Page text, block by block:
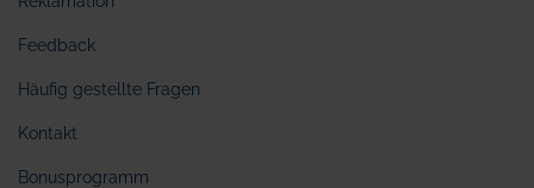
Feedback
Häufig gestellte Fragen
Kontakt
Bonusprogramm